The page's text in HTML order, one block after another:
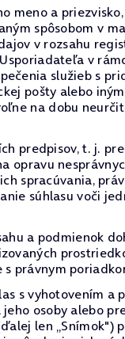
meno a
spôsobom v
v rozsahu
v
služieb s
pošty alebo
na dobu
predpisov, t. j.
opravu
spracúvania,
súhlasu voči
a podmienok
právnym
s vyhotovením a
osoby alebo
len „Snímok")